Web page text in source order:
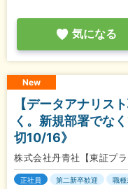
気になる
New
【データアナリス
く。新規部署でな
切10/16》
株式会社丹青社【東証プラ
正社員 第二新卒歓迎 職種